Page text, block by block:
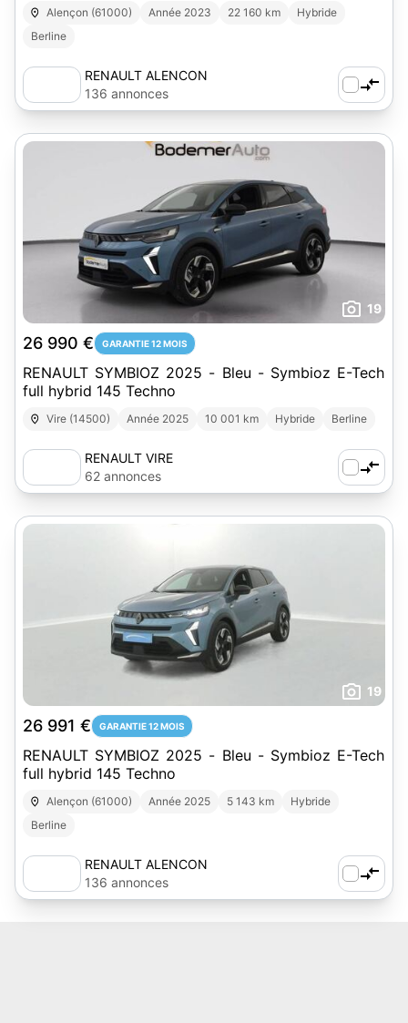
Alençon (61000) Année 2023 22 160 km
Hybride
Berline
RENAULT ALENCON
136 annonces
19
26 990 € GARANTIE 12 MOIS
RENAULT SYMBIOZ 2025 - Bleu - Symbioz E-Tech
full hybrid 145 Techno
Vire (14500) Année 2025 10 001 km Hybride Berline
RENAULT VIRE
62 annonces
19
26 991 € GARANTIE 12 MOIS
RENAULT SYMBIOZ 2025 - Bleu - Symbioz E-Tech
full hybrid 145 Techno
Alençon (61000) Année 2025 5 143 km
Hybride
Berline
RENAULT ALENCON
136 annonces